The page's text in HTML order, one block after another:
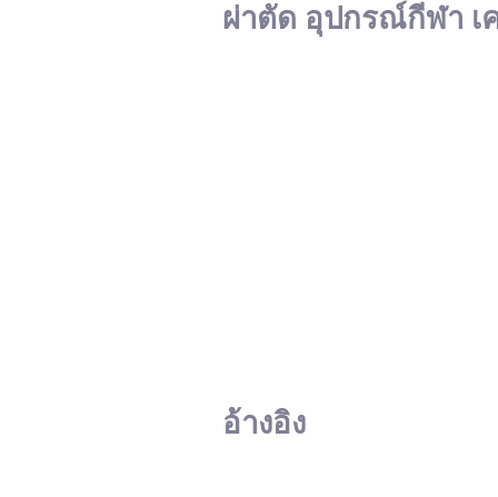
ผ่าตัด อุปกรณ์กีฬา เ
อ้างอิง